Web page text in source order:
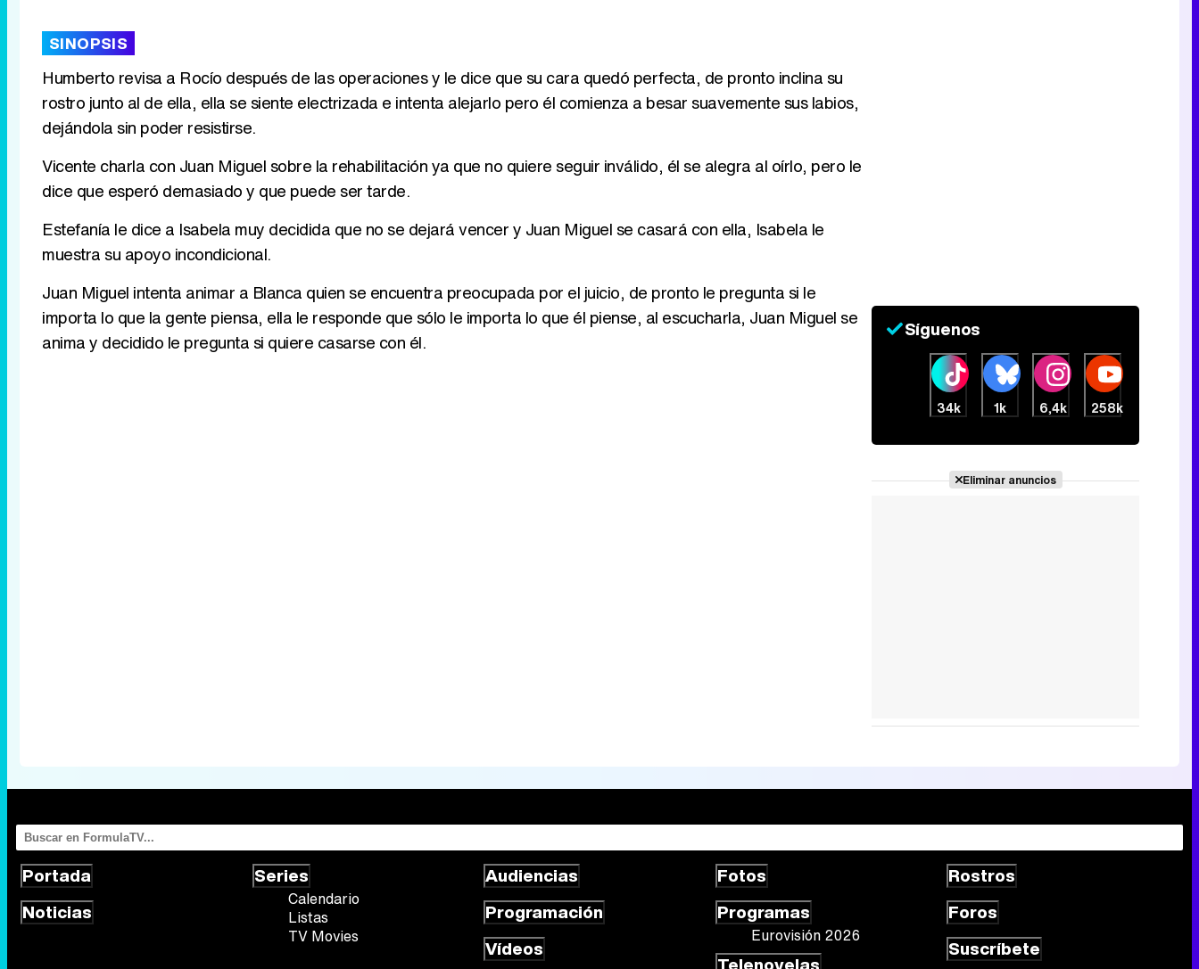
SINOPSIS
Humberto revisa a Rocío después de las operaciones y le dice que su cara quedó perfecta, de pronto inclina su
rostro junto al de ella, ella se siente electrizada e intenta alejarlo pero él comienza a besar suavemente sus labios,
dejándola sin poder resistirse.
Vicente charla con Juan Miguel sobre la rehabilitación ya que no quiere seguir inválido, él se alegra al oírlo, pero le
dice que esperó demasiado y que puede ser tarde.
Estefanía le dice a Isabela muy decidida que no se dejará vencer y Juan Miguel se casará con ella, Isabela le
muestra su apoyo incondicional.
Juan Miguel intenta animar a Blanca quien se encuentra preocupada por el juicio, de pronto le pregunta si le
importa lo que la gente piensa, ella le responde que sólo le importa lo que él piense, al escucharla, Juan Miguel se
anima y decidido le pregunta si quiere casarse con él.
Síguenos
34k 1k 6,4k 258k
Eliminar anuncios
Portada
Noticias
Series
Calendario
Listas
TV Movies
Audiencias
Programación
Vídeos
Fotos
Programas
Eurovisión 2026
Rostros
Foros
Suscríbete